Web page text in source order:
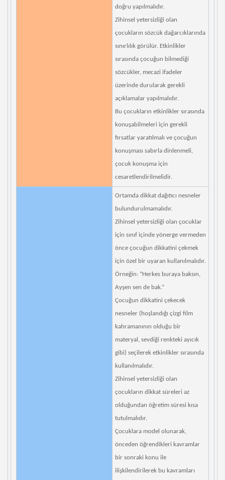
doğru yapılmalıdır.
Zihinsel yetersizliği olan
çocukların sözcük dağarcıklarında
sınırlılık görülür. Etkinlikler
sırasında çocuğun bilmediği
sözcükler, mecazi ifadeler
üzerinde durularak gerekli
açıklamalar yapılmalıdır.
Bu çocukların etkinlikler sırasında
konuşabilmeleri için gerekli
fırsatlar yaratılmalı ve çocuğun
konuşması sabırla dinlenmeli,
çocuk konuşma için
cesaretlendirilmelidir.
Ortamda dikkat dağıtıcı nesneler
bulundurulmamalıdır.
Zihinsel yetersizliği olan çocuklar
için sınıf içinde yönerge vermeden
önce çocuğun dikkatini çekmek
için özel bir uyaran kullanılmalıdır.
Örneğin: “Herkes buraya baksın,
Ayşen sen de bak.”
Çocuğun dikkatini çekecek
nesneler (hoşlandığı çizgi film
kahramanının olduğu bir
materyal, sevdiği renkteki ayıcık
gibi) seçilerek etkinlikler sırasında
kullanılmalıdır.
Zihinsel yetersizliği olan
çocukların dikkat süreleri az
olduğundan öğretim süresi kısa
tutulmalıdır.
Çocuklara model olunarak,
önceden öğrendikleri kavramlar
bir sonraki konu ile
ilişkilendirilerek bu kavramları